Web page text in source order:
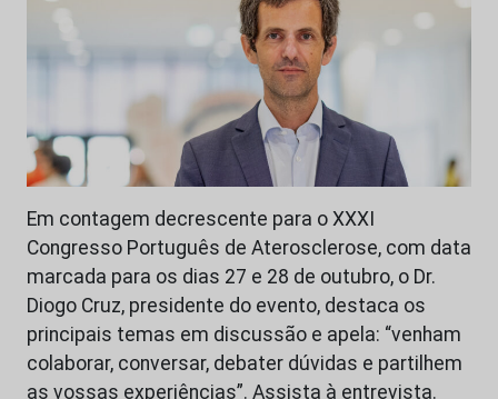
Em contagem decrescente para o XXXI
Congresso Português de Aterosclerose, com data
marcada para os dias 27 e 28 de outubro, o Dr.
Diogo Cruz, presidente do evento, destaca os
principais temas em discussão e apela: “venham
colaborar, conversar, debater dúvidas e partilhem
as vossas experiências”. Assista à entrevista.